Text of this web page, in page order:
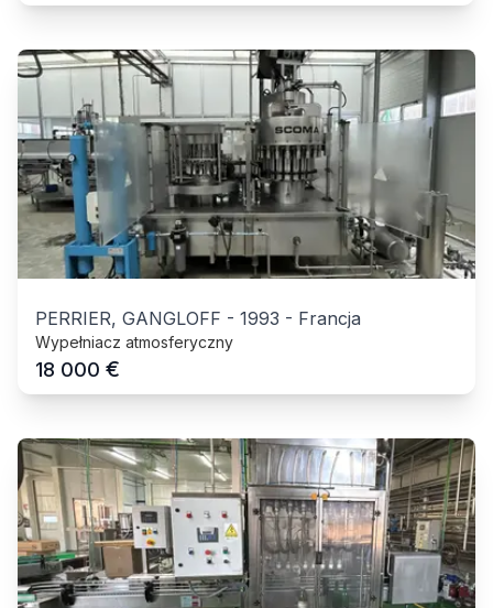
PERRIER, GANGLOFF - 1993 - Francja
Wypełniacz atmosferyczny
18 000 €